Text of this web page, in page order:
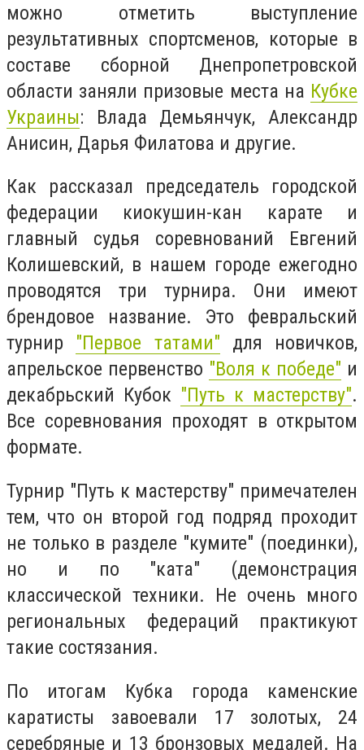
можно отметить выступление
результативных спортсменов, которые в
составе сборной Днепропетровской
области заняли призовые места на Кубке
Украины: Влада Демьянчук, Александр
Анисин, Дарья Филатова и другие.
Как рассказал председатель городской
федерации киокушин-кан карате и
главный судья соревнований Евгений
Колишевский, в нашем городе ежегодно
проводятся три турнира. Они имеют
брендовое название. Это февральский
турнир "Первое татами" для новичков,
апрельское первенство "Воля к победе" и
декабрьский Кубок "Путь к мастерству".
Все соревнования проходят в открытом
формате.
Турнир "Путь к мастерству" примечателен
тем, что он второй год подряд проходит
не только в разделе "кумите" (поединки),
но и по "ката" (демонстрация
классической техники. Не очень много
региональных федераций практикуют
такие состязания.
По итогам Кубка города каменские
каратисты завоевали 17 золотых, 24
серебряные и 13 бронзовых медалей. На